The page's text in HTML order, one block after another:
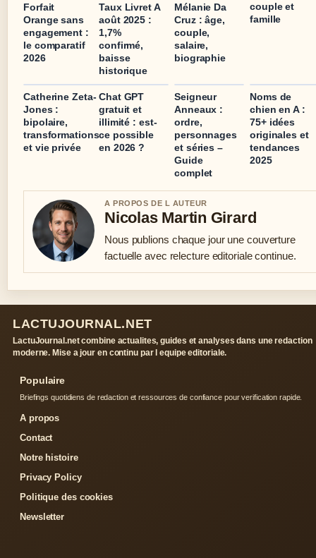
Forfait
Orange sans
engagement :
le comparatif
2026
Taux Livret A
août 2025 :
1,7%
confirmé,
baisse
historique
Mélanie Da
Cruz : âge,
couple,
salaire,
biographie
couple et
famille
Catherine Zeta-
Jones :
bipolaire,
transformations
et vie privée
Chat GPT
gratuit et
illimité : est-
ce possible
en 2026 ?
Seigneur
Anneaux :
ordre,
personnages
et séries –
Guide
complet
Noms de
chien en A :
75+ idées
originales et
tendances
2025
A PROPOS DE L AUTEUR
Nicolas Martin Girard
Nous publions chaque jour une couverture
factuelle avec relecture editoriale continue.
LACTUJOURNAL.NET
LactuJournal.net combine actualites, guides et analyses dans une redaction
moderne. Mise a jour en continu par l equipe editoriale.
Populaire
Briefings quotidiens de redaction et ressources de confiance pour verification rapide.
A propos
Contact
Notre histoire
Privacy Policy
Politique des cookies
Newsletter